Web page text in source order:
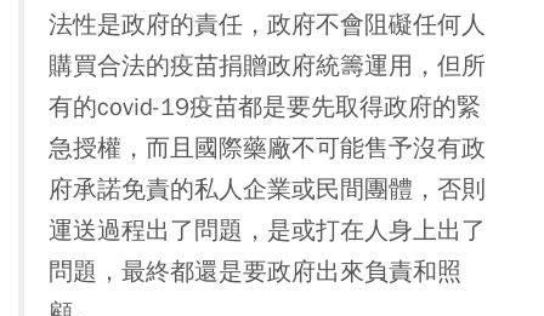
法性是政府的責任，政府不會阻礙任何人
購買合法的疫苗捐贈政府統籌運用，但所
有的covid-19疫苗都是要先取得政府的緊
急授權，而且國際藥廠不可能售予沒有政
府承諾免責的私人企業或民間團體，否則
運送過程出了問題，是或打在人身上出了
問題，最終都還是要政府出來負責和照